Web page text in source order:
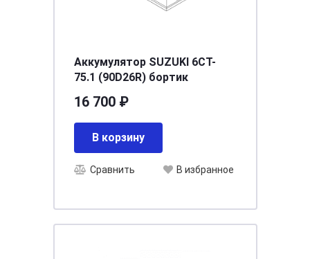
Аккумулятор SUZUKI 6CT-
75.1 (90D26R) бортик
16 700 ₽
В корзину
Сравнить В избранное